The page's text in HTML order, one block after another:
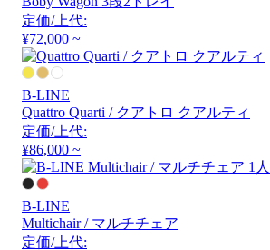
定価/上代:
¥72,000 ~
B-LINE
Quattro Quarti / クアトロ クアルティ
定価/上代:
¥86,000 ~
B-LINE
Multichair / マルチチェア
定価/上代: